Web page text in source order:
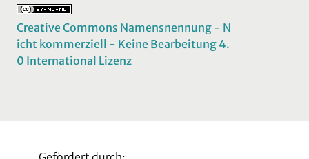
Creative Commons Namensnennung - N
icht kommerziell - Keine Bearbeitung 4.
0 International Lizenz